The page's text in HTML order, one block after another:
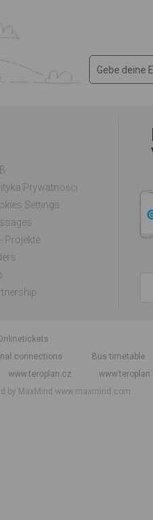
Prywatności
Settings
- Projekte
connections
Bus timetable
www.teroplan.cz
by MaxMindwww.maxmind.com